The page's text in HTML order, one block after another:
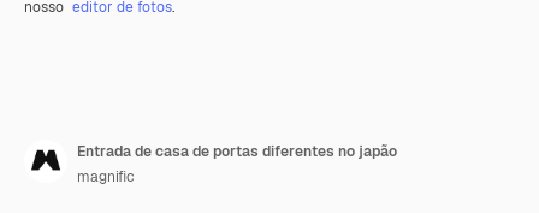
nosso editor de fotos.
Entrada de casa de portas diferentes no japão
magnific